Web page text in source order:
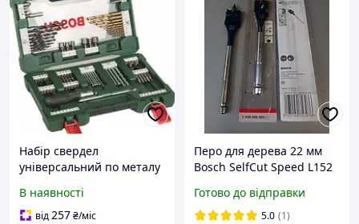
Набір свердел
універсальний по металу
HSS TIN 91 шт BOSCH (BO
2607017195)
В наявності
від257₴/міс
Перо для дерева 22 мм
Bosch SelfCut Speed L152
Готово до відправки
5.0 (1)